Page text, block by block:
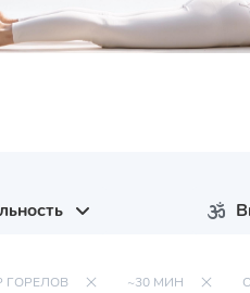
ГОРЕЛОВ ~30 МИН